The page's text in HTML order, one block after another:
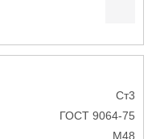
Ст3
ГОСТ 9064-75
М48